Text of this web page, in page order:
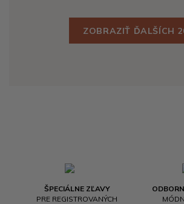
ZOBRAZIŤ ĎALŠÍCH
ŠPECIÁLNE ZĽAVY
PRE REGISTROVANÝCH